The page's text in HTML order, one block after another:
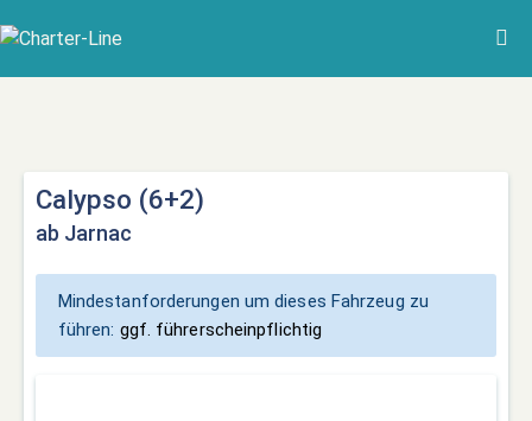
Calypso (6+2)
ab Jarnac
Mindestanforderungen um dieses Fahrzeug zu
führen: ggf. führerscheinpflichtig